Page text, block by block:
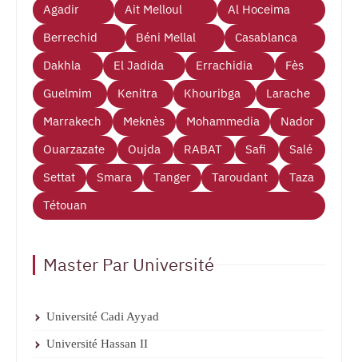
Agadir Ait Melloul
Al Hoceima
Berrechid
Béni Mellal
Casablanca
Dakhla
El Jadida Errachidia
Fès
Guelmim
Kenitra Khouribga
Larache
Marrakech
Meknès Mohammedia
Nador
Ouarzazate
Oujda RABAT Safi
Salé
Settat
Smara Tanger Taroudant
Taza
Tétouan
Master Par Université
Université Cadi Ayyad
Université Hassan II